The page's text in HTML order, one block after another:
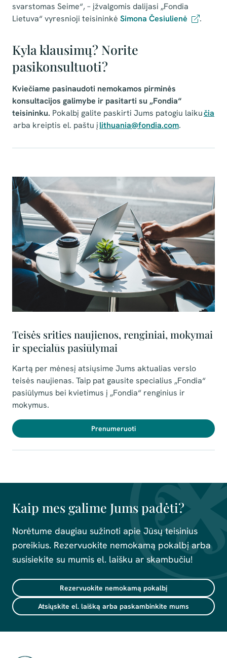
svarstomas Seime“, – įžvalgomis dalijasi „Fondia
Lietuva“ vyresnioji teisininkė Simona Česiulienė .
Kyla klausimų? Norite
pasikonsultuoti?
Kviečiame pasinaudoti nemokamos pirminės
konsultacijos galimybe ir pasitarti su „Fondia“
teisininku. Pokalbį galite paskirti Jums patogiu laikučia
arba kreiptis el. paštu įlithuania@fondia.com.
Teisės srities naujienos, renginiai, mokymai
ir specialūs pasiūlymai
Kartą per mėnesį atsiųsime Jums aktualias verslo
teisės naujienas. Taip pat gausite specialius „Fondia“
pasiūlymus bei kvietimus į „Fondia“ renginius ir
mokymus.
Prenumeruoti
Kaip mes galime Jums padėti?
Norėtume daugiau sužinoti apie Jūsų teisinius
poreikius. Rezervuokite nemokamą pokalbį arba
susisiekite su mumis el. laišku ar skambučiu!
Rezervuokite nemokamą pokalbį
Atsiųskite el. laišką arba paskambinkite mums